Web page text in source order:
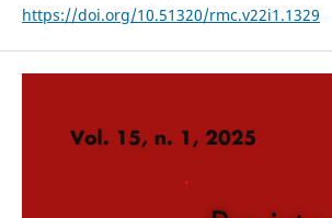
https://doi.org/10.51320/rmc.v22i1.1329